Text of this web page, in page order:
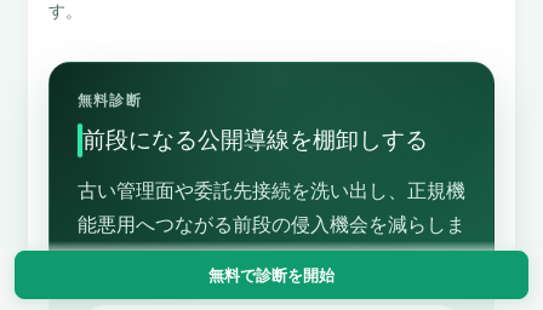
無料で診断を開始
す。
無料診断
前段になる公開導線を棚卸しする
古い管理面や委託先接続を洗い出し、正規機
能悪用へつながる前段の侵入機会を減らしま